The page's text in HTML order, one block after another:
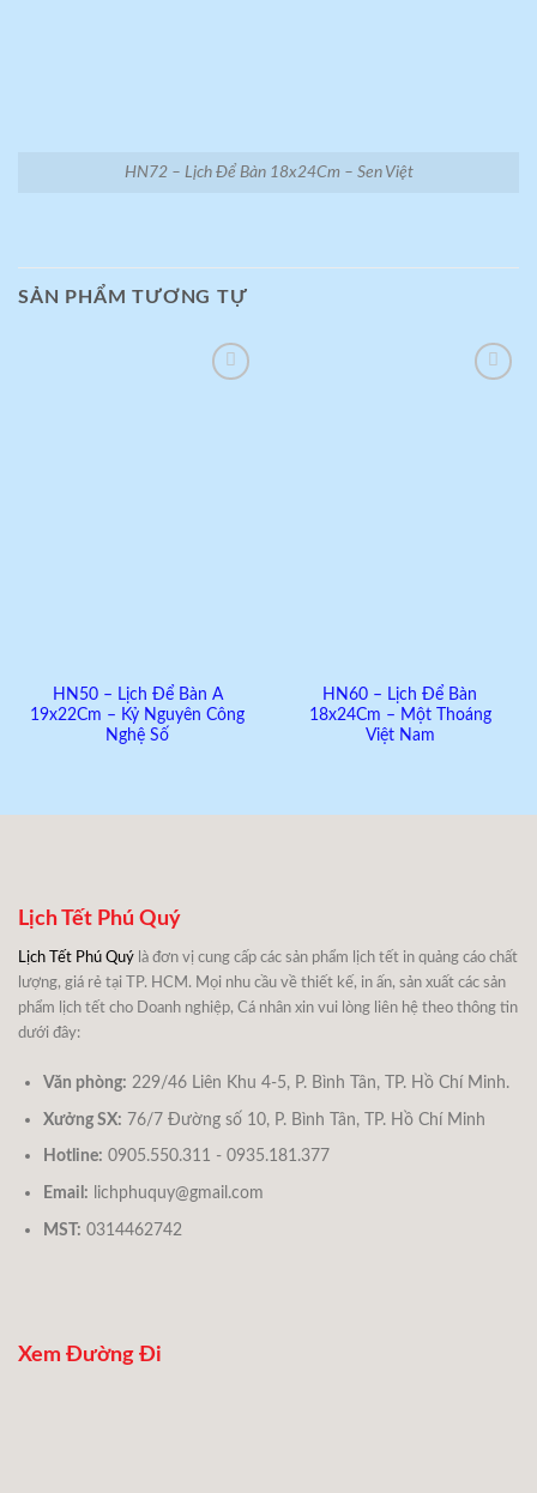
HN72 – Lịch Để Bàn 18x24Cm – Sen Việt
SẢN PHẨM TƯƠNG TỰ
HN50 – Lịch Để Bàn A
19x22Cm – Kỷ Nguyên Công
Nghệ Số
HN60 – Lịch Để Bàn
18x24Cm – Một Thoáng
Việt Nam
Lịch Tết Phú Quý
Lịch Tết Phú Quý là đơn vị cung cấp các sản phẩm lịch tết in quảng cáo chất
lượng, giá rẻ tại TP. HCM. Mọi nhu cầu về thiết kế, in ấn, sản xuất các sản
phẩm lịch tết cho Doanh nghiệp, Cá nhân xin vui lòng liên hệ theo thông tin
dưới đây:
Văn phòng: 229/46 Liên Khu 4-5, P. Bình Tân, TP. Hồ Chí Minh.
Xưởng SX: 76/7 Đường số 10, P. Bình Tân, TP. Hồ Chí Minh
Hotline: 0905.550.311 - 0935.181.377
Email: lichphuquy@gmail.com
MST: 0314462742
Xem Đường Đi